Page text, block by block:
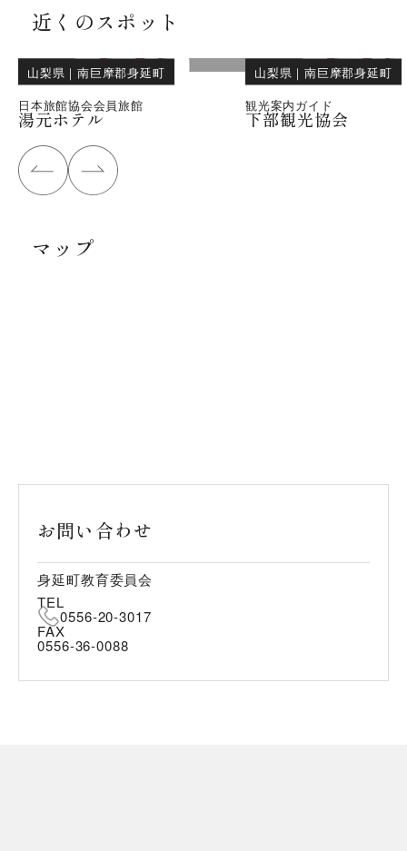
近くのスポット
山梨県 ｜南巨摩郡身延町
日本旅館協会会員旅館
湯元ホテル
山梨県 ｜南巨摩郡身延町
観光案内ガイド
下部観光協会
マップ
お問い合わせ
身延町教育委員会
TEL
0556-20-3017
FAX
0556-36-0088